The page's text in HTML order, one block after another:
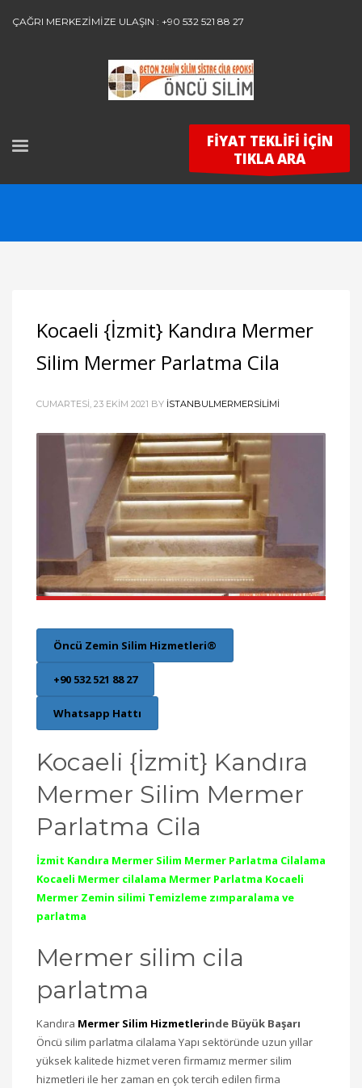
ÇAĞRI MERKEZİMİZE ULAŞIN : +90 532 521 88 27
FİYAT TEKLİFİ İÇİN
TIKLA ARA
Kocaeli {İzmit} Kandıra Mermer
Silim Mermer Parlatma Cila
CUMARTESI, 23 EKIM 2021 BY ISTANBULMERMERSILIMI
Öncü Zemin Silim Hizmetleri®
+90 532 521 88 27
Whatsapp Hattı
Kocaeli {İzmit} Kandıra
Mermer Silim Mermer
Parlatma Cila
İzmit Kandıra Mermer Silim Mermer Parlatma Cilalama
Kocaeli Mermer cilalama Mermer Parlatma Kocaeli
Mermer Zemin silimi Temizleme zımparalama ve
parlatma
Mermer silim cila
parlatma
Kandıra Mermer Silim Hizmetlerinde Büyük Başarı
Öncü silim parlatma cilalama Yapı sektöründe uzun yıllar
yüksek kalitede hizmet veren firmamız mermer silim
hizmetleri ile her zaman en çok tercih edilen firma